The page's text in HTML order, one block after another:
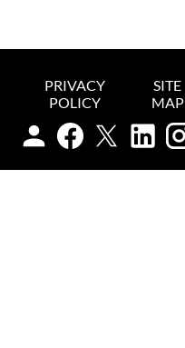
PRIVACY
POLICY
SITE
MAP